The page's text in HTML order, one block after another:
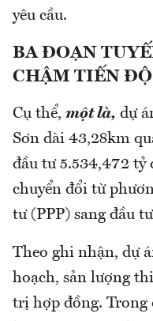
yêu cầu.
BA ĐOẠN
CHẬM TIẾN ĐỘ
Cụ thể, một là, dự
Sơn dài 43,28km
đầu tư 5.534,472 tỷ
chuyển đổi từ
tư (PPP) sang đầu
Theo ghi nhận, dự
hoạch, sản lượng
trị hợp đồng. Trong